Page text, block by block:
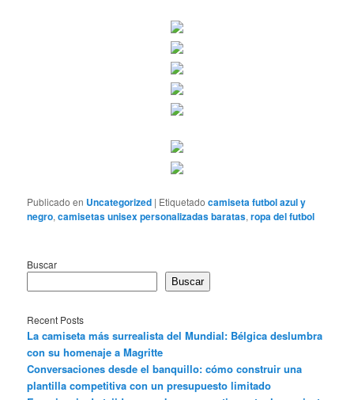
Publicado en Uncategorized | Etiquetado camiseta futbol azul y
negro,camisetas unisex personalizadas baratas,ropa del futbol
Buscar
Buscar
Recent Posts
La camiseta más surrealista del Mundial: Bélgica deslumbra
con su homenaje a Magritte
Conversaciones desde el banquillo: cómo construir una
plantilla competitiva con un presupuesto limitado